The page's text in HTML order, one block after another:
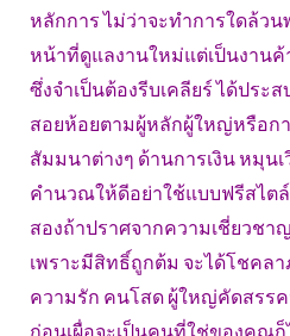
หลักการ ไม่ว่าจะทำการใดล้วน
หน้าที่ดูแลงานใหม่แต่เป็นงานค้
ซึ่งจำเป็นต้องรีบเคลียร์ ได้ประ
สอยห้อยตามผู้หลักผู้ใหญ่หรือก
สัมมนาต่างๆ ด้านการเงิน หมุน
คำนวณให้ดีอย่าใช้แบบฟรีสไต
สองถ้าปราศจากความเชี่ยวช
เพราะมีสิทธิ์ถูกต้ม จะได้โชคล
ความรัก คนโสด ผู้ใหญ่คัดสรร